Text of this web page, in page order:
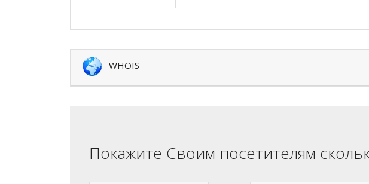
WHOIS
Покажите Своим посетителям